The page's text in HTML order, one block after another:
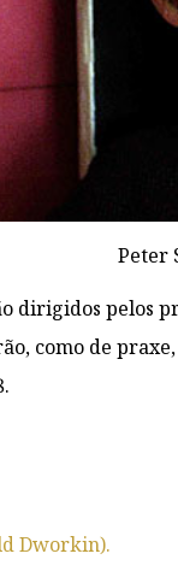
Peter
dirigidos pelos
como de praxe,
Dworkin).